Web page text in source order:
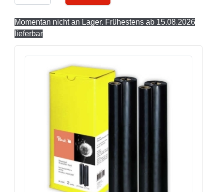
Momentan nicht an Lager. Frühestens ab 15.08.2026
lieferbar